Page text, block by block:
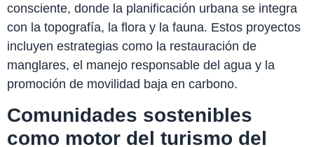
consciente, donde la planificación urbana se integra
con la topografía, la flora y la fauna. Estos proyectos
incluyen estrategias como la restauración de
manglares, el manejo responsable del agua y la
promoción de movilidad baja en carbono.
Comunidades sostenibles
como motor del turismo del